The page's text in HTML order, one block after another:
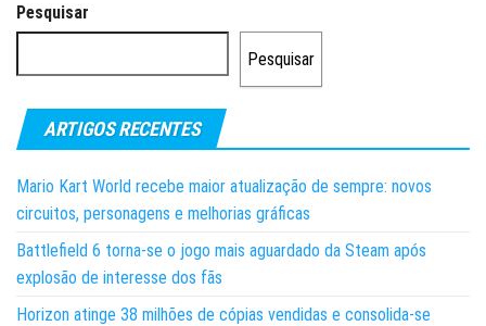
Pesquisar
Pesquisar
ARTIGOS RECENTES
Mario Kart World recebe maior atualização de sempre: novos
circuitos, personagens e melhorias gráficas
Battlefield 6 torna-se o jogo mais aguardado da Steam após
explosão de interesse dos fãs
Horizon atinge 38 milhões de cópias vendidas e consolida-se